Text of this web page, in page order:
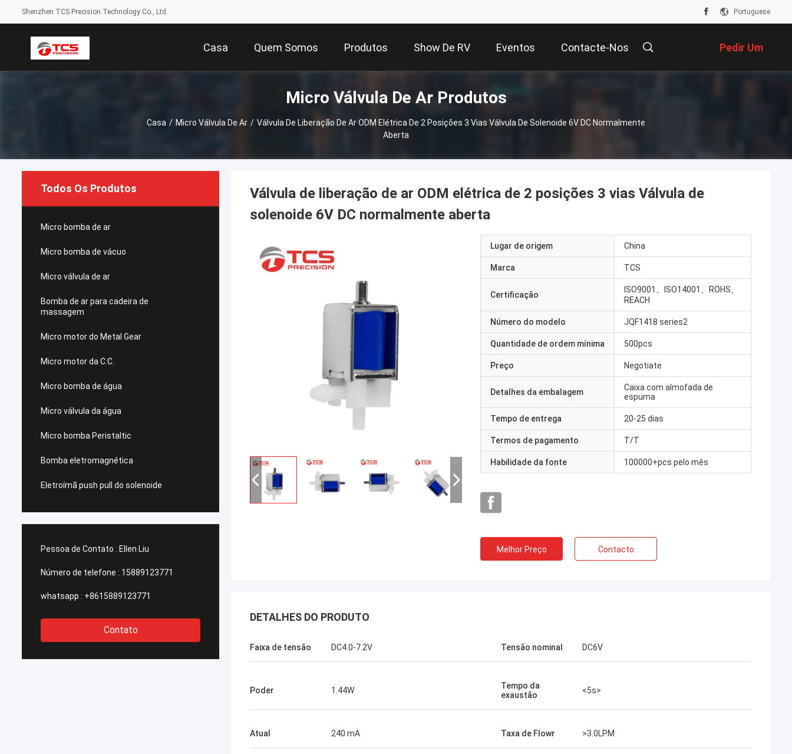
Shenzhen TCS Precision Technology Co., Ltd. Portuguese
Casa Quem Somos Produtos Show De RV Eventos Contacte-Nos Pedir Um
Orçamento
Micro Válvula De Ar Produtos
Casa / Micro Válvula De Ar / Válvula De Liberação De Ar ODM Elétrica De 2 Posições 3 Vias Válvula De Solenoide 6V DC Normalmente
Aberta
Todos Os Produtos
Micro bomba de ar
Micro bomba de vácuo
Micro válvula de ar
Bomba de ar para cadeira de
massagem
Micro motor do Metal Gear
Micro motor da C.C.
Micro bomba de água
Micro válvula da água
Micro bomba Peristaltic
Bomba eletromagnética
Eletroímã push pull do solenoide
Pessoa de Contato : Ellen Liu
Número de telefone : 15889123771
whatsapp : +8615889123771
Contato
Válvula de liberação de ar ODM elétrica de 2 posições 3 vias Válvula de
solenoide 6V DC normalmente aberta
Lugar de origem China
Marca TCS
Certificação
ISO9001、ISO14001、ROHS、
REACH
Número do modelo JQF1418 series2
Quantidade de ordem mínima 500pcs
Preço Negotiate
Detalhes da embalagem
Caixa com almofada de
espuma
Tempo de entrega 20-25 dias
Termos de pagamento T/T
Habilidade da fonte 100000+pcs pelo mês
Melhor Preço Contacto
DETALHES DO PRODUTO
Faixa de tensão DC4.0-7.2V Tensão nominal DC6V
Poder 1.44W
Tempo da
exaustão
<5s>
Atual 240 mA Taxa de Flowr >3.0LPM